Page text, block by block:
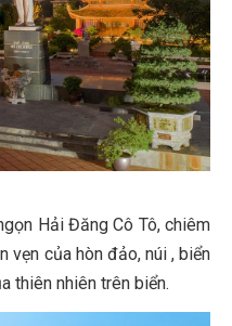
Hải Đăng Cô Tô, chiêm
vẹn của hòn đảo, núi , biển
thiên nhiên trên biển.